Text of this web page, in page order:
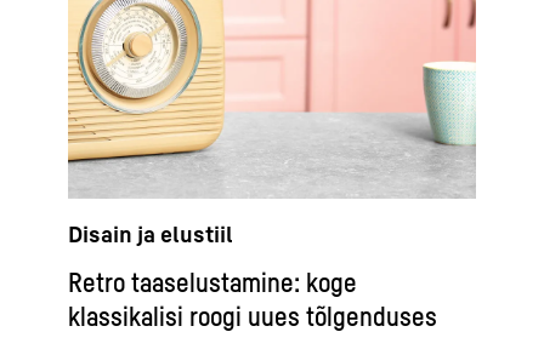
Disain ja elustiil
Retro taaselustamine: koge
klassikalisi roogi uues tõlgenduses